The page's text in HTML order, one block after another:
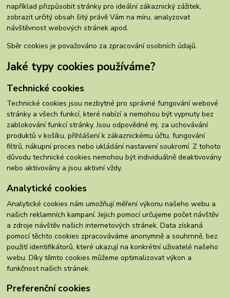
například přizpůsobit stránky pro ideální zákaznický zážitek,
zobrazit určitý obsah šitý právě Vám na míru, analyzovat
návštěvnost webových stránek apod.
Sběr cookies je považováno za zpracování osobních údajů.
Jaké typy cookies používáme?
Technické cookies
Technické cookies jsou nezbytné pro správné fungování webové
stránky a všech funkcí, které nabízí a nemohou být vypnuty bez
zablokování funkcí stránky. Jsou odpovědné mj. za uchovávání
produktů v košíku, přihlášení k zákaznickému účtu, fungování
filtrů, nákupní proces nebo ukládání nastavení soukromí. Z tohoto
důvodu technické cookies nemohou být individuálně deaktivovány
nebo aktivovány a jsou aktivní vždy.
Analytické cookies
Analytické cookies nám umožňují měření výkonu našeho webu a
našich reklamních kampaní. Jejich pomocí určujeme počet návštěv
a zdroje návštěv našich internetových stránek. Data získaná
pomocí těchto cookies zpracováváme anonymně a souhrnně, bez
použití identifikátorů, které ukazují na konkrétní uživatelé našeho
webu. Díky těmto cookies můžeme optimalizovat výkon a
funkčnost našich stránek.
Preferenční cookies